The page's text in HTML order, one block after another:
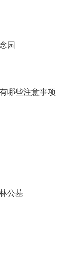
园
哪些注意事项
公墓